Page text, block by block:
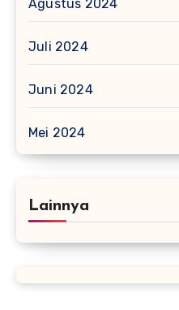
Agustus 2024
Juli 2024
Juni 2024
Mei 2024
Lainnya